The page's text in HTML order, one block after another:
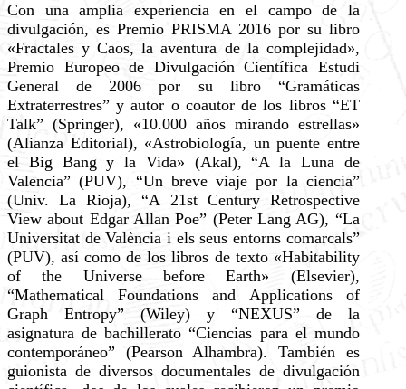
Con una amplia experiencia en el campo de la
divulgación, es Premio PRISMA 2016 por su libro
«Fractales y Caos, la aventura de la complejidad»,
Premio Europeo de Divulgación Científica Estudi
General de 2006 por su libro “Gramáticas
Extraterrestres” y autor o coautor de los libros “ET
Talk” (Springer), «10.000 años mirando estrellas»
(Alianza Editorial), «Astrobiología, un puente entre
el Big Bang y la Vida» (Akal), “A la Luna de
Valencia” (PUV), “Un breve viaje por la ciencia”
(Univ. La Rioja), “A 21st Century Retrospective
View about Edgar Allan Poe” (Peter Lang AG), “La
Universitat de València i els seus entorns comarcals”
(PUV), así como de los libros de texto «Habitability
of the Universe before Earth» (Elsevier),
“Mathematical Foundations and Applications of
Graph Entropy” (Wiley) y “NEXUS” de la
asignatura de bachillerato “Ciencias para el mundo
contemporáneo” (Pearson Alhambra). También es
guionista de diversos documentales de divulgación